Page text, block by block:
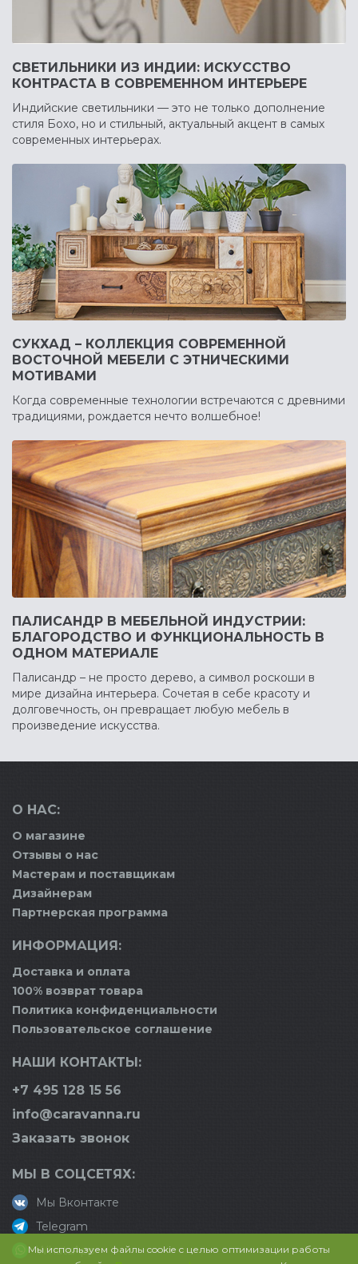
СВЕТИЛЬНИКИ ИЗ ИНДИИ: ИСКУССТВО
КОНТРАСТА В СОВРЕМЕННОМ ИНТЕРЬЕРЕ
Индийские светильники — это не только дополнение
стиля Бохо, но и стильный, актуальный акцент в самых
современных интерьерах.
СУКХАД – КОЛЛЕКЦИЯ СОВРЕМЕННОЙ
ВОСТОЧНОЙ МЕБЕЛИ С ЭТНИЧЕСКИМИ
МОТИВАМИ
Когда современные технологии встречаются с древними
традициями, рождается нечто волшебное!
ПАЛИСАНДР В МЕБЕЛЬНОЙ ИНДУСТРИИ:
БЛАГОРОДСТВО И ФУНКЦИОНАЛЬНОСТЬ В
ОДНОМ МАТЕРИАЛЕ
Палисандр – не просто дерево, а символ роскоши в
мире дизайна интерьера. Сочетая в себе красоту и
долговечность, он превращает любую мебель в
произведение искусства.
О НАС:
О магазине
Отзывы о нас
Мастерам и поставщикам
Дизайнерам
Партнерская программа
ИНФОРМАЦИЯ:
Доставка и оплата
100% возврат товара
Политика конфиденциальности
Пользовательское соглашение
НАШИ КОНТАКТЫ:
+7 495 128 15 56
info@caravanna.ru
Заказать звонок
МЫ В СОЦСЕТЯХ:
Мы Вконтакте
Telegram
WhatsApp
Мы используем файлы cookie с целью оптимизации работы